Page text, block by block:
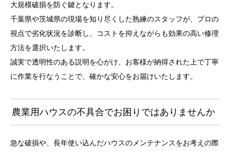
大規模破損を防ぐ鍵となります。
千葉県や茨城県の現場を知り尽くした熟練のスタッフが、プロの
視点で劣化状況を診断し、コストを抑えながらも効果の高い修理
方法を選択いたします。
誠実で透明性のある説明を心がけ、お客様が納得された上で丁寧
に作業を行なうことで、確かな安心をお届けいたします。
農業用ハウスの不具合でお困りではありませんか
急な破損や、長年使い込んだハウスのメンテナンスをお考えの際